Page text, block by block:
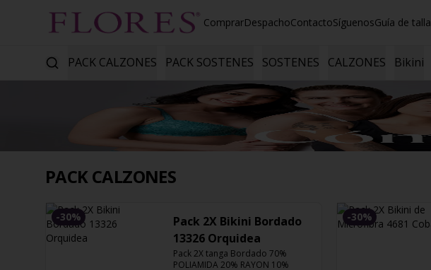
ComprarDespachoContactoSíguenosGuía de
PACK CALZONES PACK SOSTENES SOSTENES CALZONES Bikini
PACK CALZONES
-30%
Pack 2X Bikini Bordado
13326 Orquidea
Pack 2X tanga Bordado 70%
POLIAMIDA 20% RAYON 10%
-30%